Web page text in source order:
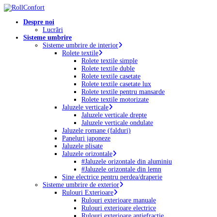
Skip
main
Menu
Despre noi
Lucrări
Sisteme umbrire
Sisteme umbrire de interior
Rolete textile
Rolete textile simple
Rolete textile duble
Rolete textile casetate
Rolete textile casetate lux
Rolete textile pentru mansarde
Rolete textile motorizate
Jaluzele verticale
Jaluzele verticale drepte
Jaluzele verticale ondulate
Jaluzele romane (falduri)
Paneluri japoneze
Jaluzele plisate
Jaluzele orizontale
#Jaluzele orizontale din aluminiu
#Jaluzele orizontale din lemn
Sine electrice pentru perdea/draperie
Sisteme umbrire de exterior
Rulouri Exterioare
Rulouri exterioare manuale
Rulouri exterioare electrice